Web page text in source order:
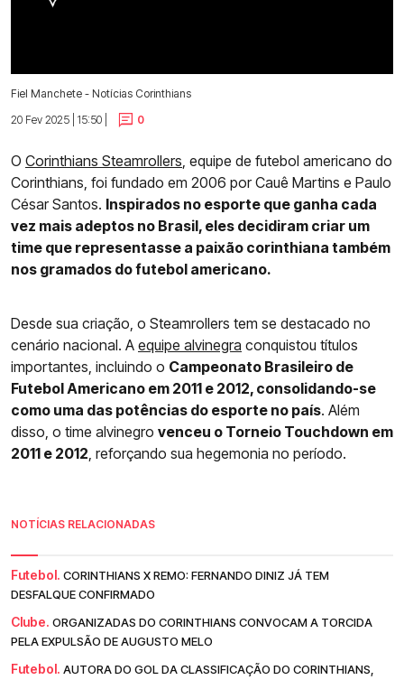
Fiel Manchete - Notícias Corinthians
20 Fev 2025 | 15:50 |
0
O Corinthians Steamrollers, equipe de futebol americano do
Corinthians, foi fundado em 2006 por Cauê Martins e Paulo
César Santos. Inspirados no esporte que ganha cada
vez mais adeptos no Brasil, eles decidiram criar um
time que representasse a paixão corinthiana também
nos gramados do futebol americano.
Desde sua criação, o Steamrollers tem se destacado no
cenário nacional. A equipe alvinegra conquistou títulos
importantes, incluindo o Campeonato Brasileiro de
Futebol Americano em 2011 e 2012, consolidando-se
como uma das potências do esporte no país. Além
disso, o time alvinegro venceu o Torneio Touchdown em
2011 e 2012, reforçando sua hegemonia no período.
NOTÍCIAS RELACIONADAS
Futebol. CORINTHIANS X REMO: FERNANDO DINIZ JÁ TEM
DESFALQUE CONFIRMADO
Clube. ORGANIZADAS DO CORINTHIANS CONVOCAM A TORCIDA
PELA EXPULSÃO DE AUGUSTO MELO
Futebol. AUTORA DO GOL DA CLASSIFICAÇÃO DO CORINTHIANS,